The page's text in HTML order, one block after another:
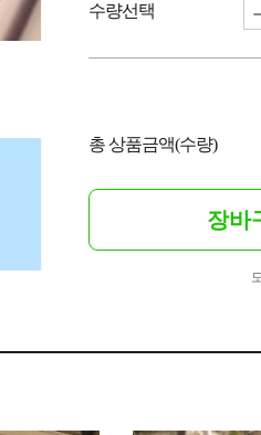
수량선택
총 상품금액(수량)
장바